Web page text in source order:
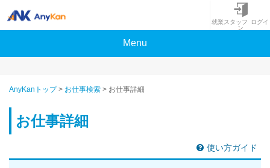
就業スタッフ ログイ
ン
Menu
AnyKanトップ > お仕事検索 > お仕事詳細
お仕事詳細
使い方ガイド